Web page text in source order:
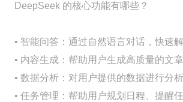
DeepSeek 的核心功能有哪些？
• 智能问答：通过自然语言对话，快速
• 内容生成：帮助用户生成高质量的文
• 数据分析：对用户提供的数据进行分
• 任务管理：帮助用户规划日程、提醒